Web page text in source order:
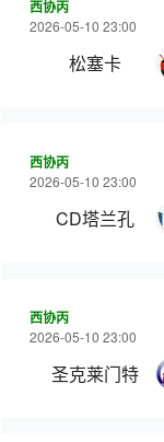
西协丙
2026-05-10 23:00
松塞卡
西协丙
2026-05-10 23:00
CD塔兰孔
西协丙
2026-05-10 23:00
圣克莱门特